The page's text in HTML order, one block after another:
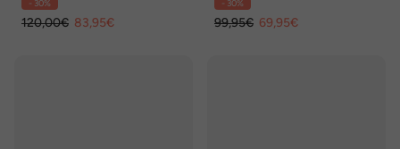
- 30%
120,00€ 83,95€
- 30%
99,95€ 69,95€